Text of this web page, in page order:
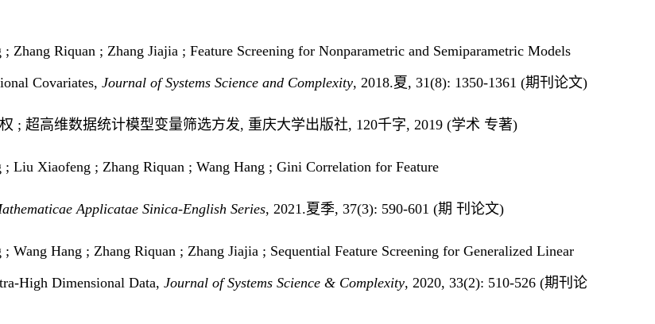
Zhang Riquan ; Zhang Jiajia ; Feature Screening for Nonparametric and Semiparametric Models
Covariates, Journal of Systems Science and Complexity, 2018.夏, 31(8): 1350-1361 (期刊论文)
; 超高维数据统计模型变量筛选方发, 重庆大学出版社, 120千字, 2019 (学术 专著)
; Liu Xiaofeng ; Zhang Riquan ; Wang Hang ; Gini Correlation for Feature
Applicatae Sinica-English Series, 2021.夏季, 37(3): 590-601 (期 刊论文)
Wang Hang ; Zhang Riquan ; Zhang Jiajia ; Sequential Feature Screening for Generalized Linear
High Dimensional Data, Journal of Systems Science & Complexity, 2020, 33(2): 510-526 (期刊论